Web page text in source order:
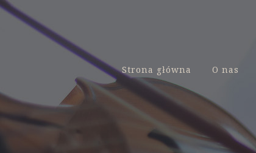
Strona główna O nas